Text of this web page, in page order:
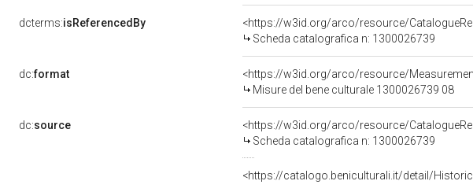
dcterms:isReferencedBy
<https://w3id.org/arco/resource/
Scheda catalografica n: 1300026739
dc:format
<https://w3id.org/arco/resource/
Misure del bene culturale 1300026739 08
dc:source
<https://w3id.org/arco/resource/
Scheda catalografica n: 1300026739
<https://catalogo.beniculturali.it/detail/